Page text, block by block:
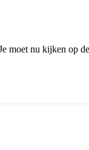
moet nu kijken op